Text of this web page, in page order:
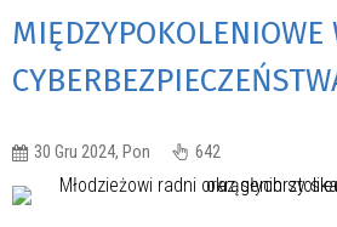
MIĘDZYPOKOLENIOWE
30 Gru 2024, Pon 642